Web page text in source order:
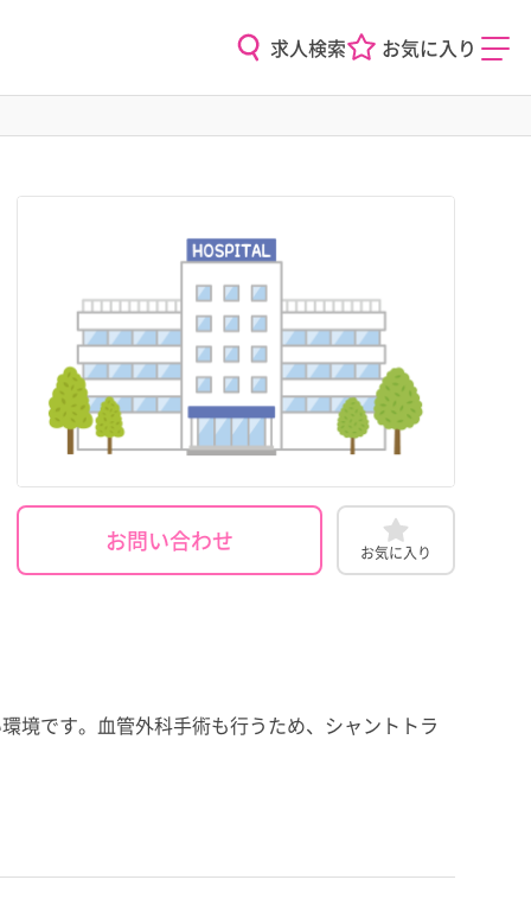
求人検索 お気に入り
お問い合わせ お気に入り
境です。血管外科手術も行うため、シャントトラ